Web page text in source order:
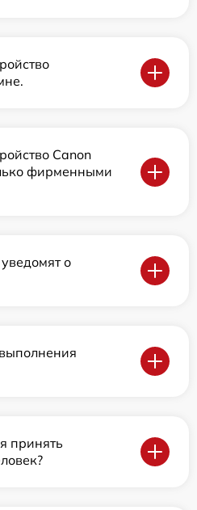
Canon
фирменными
о
принять